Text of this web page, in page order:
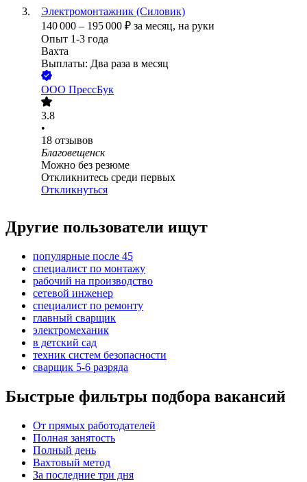
Электромонтажник (Силовик)
140 000 – 195 000 ₽ за месяц, на руки
Опыт 1-3 года
Вахта
Выплаты: Два раза в месяц
ООО ПрессБук
3.8
•
18 отзывов
Благовещенск
Можно без резюме
Откликнитесь среди первых
Откликнуться
Другие пользователи ищут
популярные после 45
специалист по монтажу
рабочий на производство
сетевой инженер
специалист по ремонту
главный сварщик
электромеханик
в детский сад
техник систем безопасности
сварщик 5-6 разряда
Быстрые фильтры подбора вакансий
От прямых работодателей
Полная занятость
Полный день
Вахтовый метод
За последние три дня